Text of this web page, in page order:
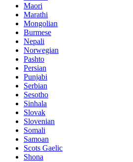
Maori
Marathi
Mongolian
Burmese
Nepali
Norwegian
Pashto
Persian
Punjabi
Serbian
Sesotho
Sinhala
Slovak
Slovenian
Somali
Samoan
Scots Gaelic
Shona